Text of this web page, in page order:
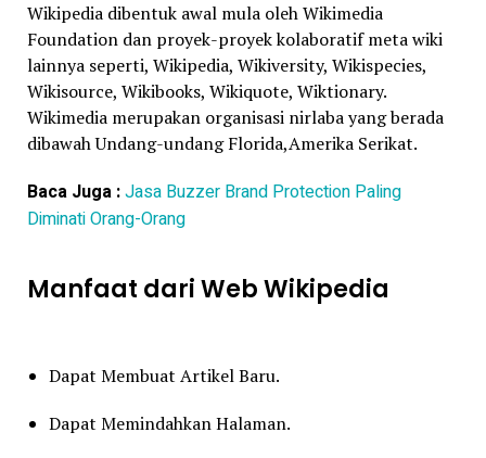
Wikipedia dibentuk awal mula oleh Wikimedia
Foundation dan proyek-proyek kolaboratif meta wiki
lainnya seperti, Wikipedia, Wikiversity, Wikispecies,
Wikisource, Wikibooks, Wikiquote, Wiktionary.
Wikimedia merupakan organisasi nirlaba yang berada
dibawah Undang-undang Florida,Amerika Serikat.
Baca Juga :Jasa Buzzer Brand Protection Paling
Diminati Orang-Orang
Manfaat dari Web Wikipedia
Dapat Membuat Artikel Baru.
Dapat Memindahkan Halaman.